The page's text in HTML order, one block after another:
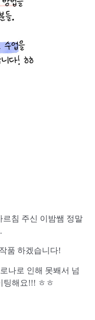
르침 주신 이밤쌤 정말
품 하겠습니다!
나로 인해 못봬서 넘
팅해요!!! ㅎㅎ